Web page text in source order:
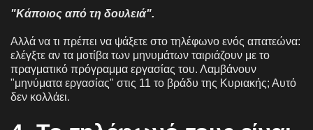
"Κάποιος από τη δουλειά".
Αλλά να τι πρέπει να ψάξετε στο τηλέφωνο ενός απατεώνα:
ελέγξτε αν τα μοτίβα των μηνυμάτων ταιριάζουν με το
πραγματικό πρόγραμμα εργασίας του. Λαμβάνουν
"μηνύματα εργασίας" στις 11 το βράδυ της Κυριακής; Αυτό
δεν κολλάει.